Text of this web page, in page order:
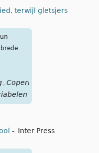
terwijl gletsjers
Copernicus
- Inter Press